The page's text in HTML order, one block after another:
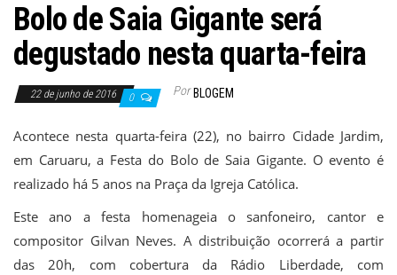
Bolo de Saia Gigante será
degustado nesta quarta-feira
22 de junho de 2016 0 Por BLOGEM
Acontece nesta quarta-feira (22), no bairro Cidade Jardim,
em Caruaru, a Festa do Bolo de Saia Gigante. O evento é
realizado há 5 anos na Praça da Igreja Católica.
Este ano a festa homenageia o sanfoneiro, cantor e
compositor Gilvan Neves. A distribuição ocorrerá a partir
das 20h, com cobertura da Rádio Liberdade, com